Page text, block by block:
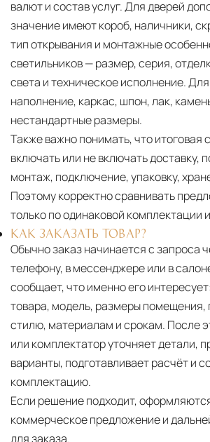
валют и состав услуг. Для дверей
значение имеют короб, наличники,
тип открывания и монтажные
светильников — размер, серия,
света и техническое исполнение.
наполнение, каркас, шпон, лак,
нестандартные размеры.
Также важно понимать, что итоговая
включать или не включать доставку,
монтаж, подключение, упаковку,
Поэтому корректно сравнивать
только по одинаковой комплектации
КАК ЗАКАЗАТЬ ТОВАР?
Обычно заказ начинается с запроса
телефону, в мессенджере или в
сообщает, что именно его
товара, модель, размеры помещения,
стилю, материалам и срокам. После
или комплектатор уточняет детали,
варианты, подготавливает расчёт и
комплектацию.
Если решение подходит,
коммерческое предложение и
для заказа.